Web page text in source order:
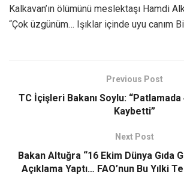
Kalkavan’ın ölümünü meslektaşı Hamdi
“Çok üzgünüm… Işıklar içinde uyu canım
Previous Post
TC İçişleri Bakanı Soylu: “Patlamada
Kaybetti”
Next Post
Bakan Altuğra “16 Ekim Dünya Gıda
Açıklama Yaptı… FAO’nun Bu Yılki